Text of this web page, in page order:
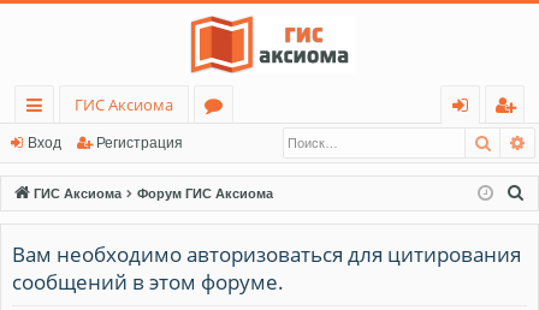
с
ы
лк
и
ГИС Аксиома
ру
м
ы
д
ег
ис
тр
ац
Вход Регистрация
ГИС Аксиома Форум ГИС Аксиома
Вам необходимо авторизоваться для цитирования
сообщений в этом форуме.